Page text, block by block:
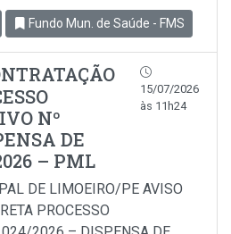
Fundo Mun. de Saúde - FMS
Nº
DE
– PML
15/07/2026
às 11h24
DE LIMOEIRO/PE AVISO
PROCESSO